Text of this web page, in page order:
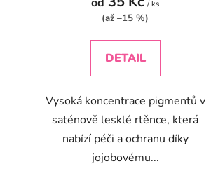
/ ks
(až –15 %)
DETAIL
Vysoká koncentrace pigmentů v
saténově lesklé rtěnce, která
nabízí péči a ochranu díky
jojobovému...